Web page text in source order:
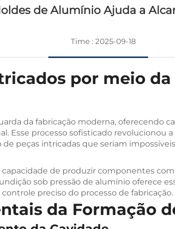
de Alumínio Ajuda a
Time : 2025-09-18
por meio
da fabricação moderna, oferecendo
Esse processo sofisticado revolucionou
peças intricadas que seriam
de produzir componentes
sob pressão de alumínio oferece
preciso do processo de fabricação.
da Formação